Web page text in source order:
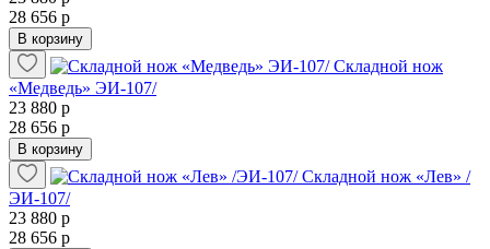
28 656 р
В корзину
Складной нож
«Медведь» ЭИ-107/
23 880 р
28 656 р
В корзину
Складной нож «Лев» /
ЭИ-107/
23 880 р
28 656 р